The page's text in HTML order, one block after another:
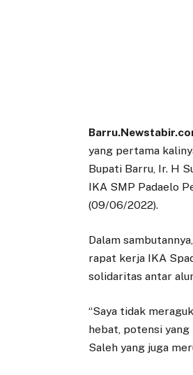
yang pertama
Bupati Barru, Ir. H
IKA SMP Padaelo
(09/06/2022).
Dalam
rapat kerja IKA
solidaritas antar
“Saya tidak
hebat, potensi yang
Saleh yang juga